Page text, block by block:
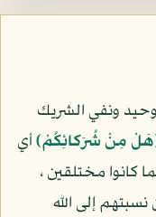
ونفي الشريك
مِنْ شُرَكائِكُمْ)أي
كانوا مختلقين ،
إلى الله